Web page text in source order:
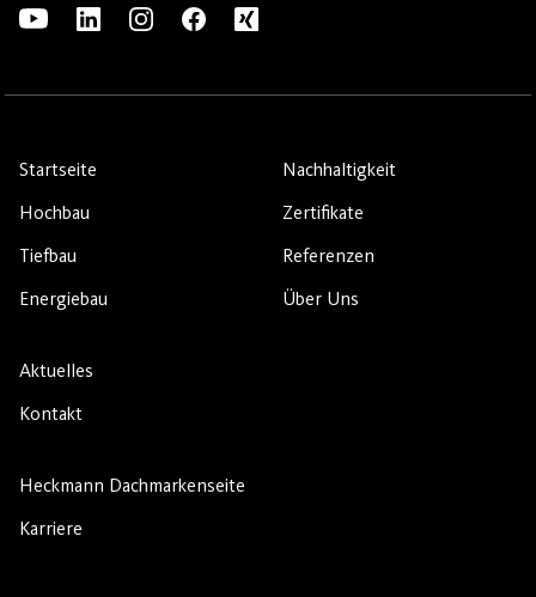
Startseite
Hochbau
Tiefbau
Energiebau
Nachhaltigkeit
Zertifikate
Referenzen
Über Uns
Aktuelles
Kontakt
Heckmann Dachmarkenseite
Karriere